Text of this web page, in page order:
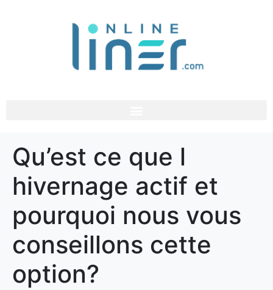
Qu’est ce que l
hivernage actif et
pourquoi nous vous
conseillons cette
option?